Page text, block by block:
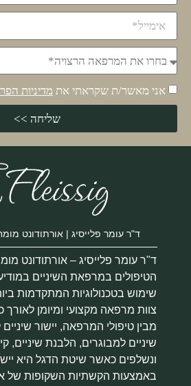
אני מאשר/ת שקראתי את מדיניות
שליחה >>
ד"ר עומר פלייסיג | אורתודונט
ד"ר עומר פלייסיג – אורתודונט
הטיפולים במרפאת השיניים
שימוש בטכנולוגיות המתקדמות
צוות מרפאה מקצועי ומיומן לאורך
מבין טיפולי המרפאה, יישור שיניים
שיניים למבוגרים, הלבנת שיניים,
ונשלפים כאשר שיטת הדגל היא
באמצעות הקשתיות השקופות של